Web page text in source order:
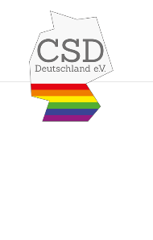
Skip to content